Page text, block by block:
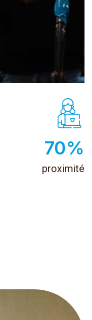
100%
proximité